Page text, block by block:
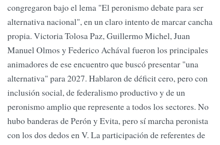
congregaron bajo el lema "El peronismo debate para ser
alternativa nacional", en un claro intento de marcar cancha
propia. Victoria Tolosa Paz, Guillermo Michel, Juan
Manuel Olmos y Federico Achával fueron los principales
animadores de ese encuentro que buscó presentar "una
alternativa" para 2027. Hablaron de déficit cero, pero con
inclusión social, de federalismo productivo y de un
peronismo amplio que represente a todos los sectores. No
hubo banderas de Perón y Evita, pero sí marcha peronista
con los dos dedos en V. La participación de referentes de